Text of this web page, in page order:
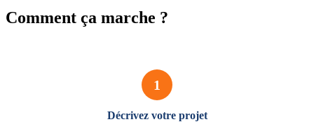
Comment ça marche ?
1
Décrivez votre projet